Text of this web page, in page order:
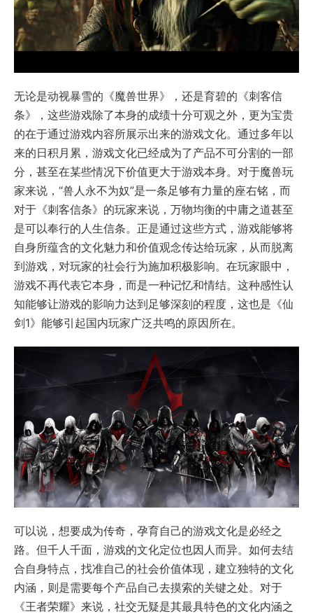
无论是动视暴雪的《魔兽世界》，还是育碧的《刺客信
条》，这些游戏除了本身的成绩十分可观之外，更为宝贵
的在于通过游戏内容所展示出来的游戏文化。通过多年以
来的日积月累，游戏文化已经成为了产品不可分割的一部
分，甚至在某些情况下价值更大于游戏本身。对于魔兽玩
家来说，“兽人永不为奴”是一条足够有力量的座右铭，而
对于《刺客信条》的玩家来说，万物均衡的中庸之道甚至
是可以奉行的人生信条。正是通过这些方式，游戏能够将
自身所蕴含的文化魅力和价值观念传达给玩家，从而脱离
到游戏，对玩家的社会行为施加积极影响。在玩家眼中，
游戏不再代表它本身，而是一种记忆和情结。这种感性认
知能够让游戏的影响力达到足够深刻的程度，这也是《仙
剑1》能够引起国内玩家广泛共鸣的原因所在。
可以说，想要成为传奇，孕育自己的游戏文化是必经之
路。但千人千面，游戏的文化定位也因人而异。如何去结
合自身特点，找准自己的社会价值体现，建立独特的文化
内涵，则是需要每个产品自己去摸索的关键之处。对于
《王者荣耀》来说，社交无疑是其最具特色的文化内涵之